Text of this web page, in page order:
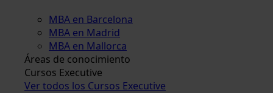
MBA en Barcelona
MBA en Madrid
MBA en Mallorca
Áreas de conocimiento
Cursos Executive
Ver todos los Cursos Executive